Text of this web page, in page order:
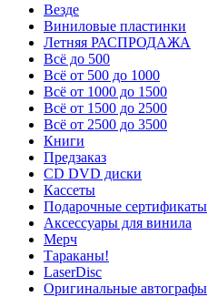
Везде
Виниловые пластинки
Летняя РАСПРОДАЖА
Всё до 500
Всё от 500 до 1000
Всё от 1000 до 1500
Всё от 1500 до 2500
Всё от 2500 до 3500
Книги
Предзаказ
CD DVD диски
Кассеты
Подарочные сертификаты
Аксессуары для винила
Мерч
Тараканы!
LaserDisc
Оригинальные автографы